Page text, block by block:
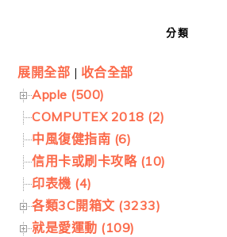
分類
展開全部 | 收合全部
Apple (500)
COMPUTEX 2018 (2)
中風復健指南 (6)
信用卡或刷卡攻略 (10)
印表機 (4)
各類3C開箱文 (3233)
就是愛運動 (109)